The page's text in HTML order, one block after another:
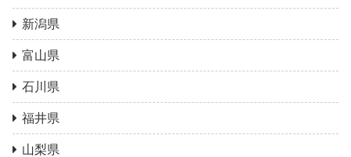
新潟県
富山県
石川県
福井県
山梨県